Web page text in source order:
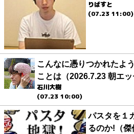
りばすと
(07.23 11:00)
こんなに憑りつかれたよ
ことは（2026.7.23 朝エッ
石川大樹
(07.23 10:00)
パスタを１
るのか!（傑